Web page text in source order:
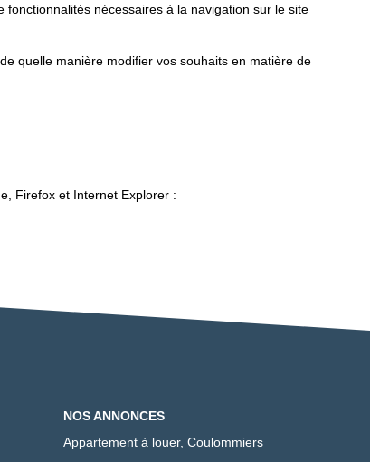
nécessaires à la navigation sur le site
quelle manière modifier vos souhaits en matière de
Firefox et Internet Explorer :
NOS ANNONCES
Appartement à louer, Coulommiers